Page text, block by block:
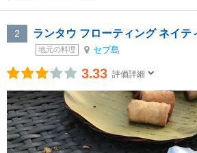
2 ランタウ フローティング ネイテ
地元の料理 セブ島
3.33 評価詳細